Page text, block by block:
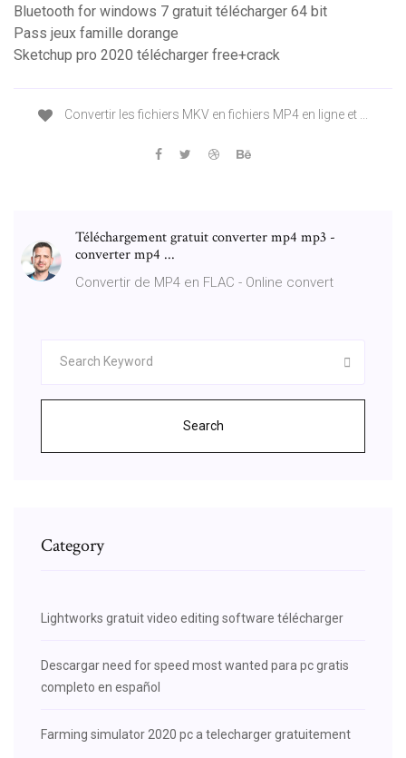
Bluetooth for windows 7 gratuit télécharger 64 bit
Pass jeux famille dorange
Sketchup pro 2020 télécharger free+crack
Convertir les fichiers MKV en fichiers MP4 en ligne et ...
Téléchargement gratuit converter mp4 mp3 -
converter mp4 ...
Convertir de MP4 en FLAC - Online convert
Search
Category
Lightworks gratuit video editing software télécharger
Descargar need for speed most wanted para pc gratis
completo en español
Farming simulator 2020 pc a telecharger gratuitement